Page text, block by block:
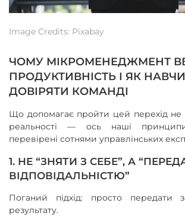
Image Credits: Pixabay
ЧОМУ МІКРОМЕНЕДЖМЕНТ
ПРОДУКТИВНІСТЬ І ЯК
ДОВІРЯТИ КОМАНДІ
Що допомагає пройти цей перехід не
реальності — ось наші
перевірені сотнями управлінських
1. НЕ “ЗНЯТИ З СЕБЕ”, А
ВІДПОВІДАЛЬНІСТЮ”
Поганий підхід: просто передати
результату.